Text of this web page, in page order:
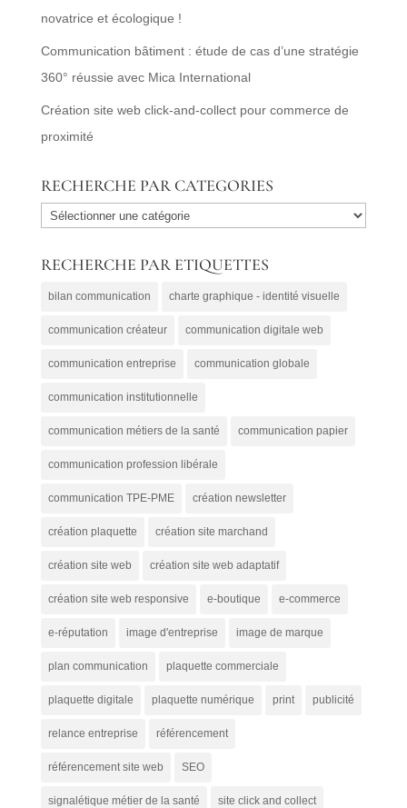
novatrice et écologique !
Communication bâtiment : étude de cas d’une stratégie
360° réussie avec Mica International
Création site web click-and-collect pour commerce de
proximité
RECHERCHE PAR CATEGORIES
RECHERCHE
CATEGORIES
RECHERCHE PAR ETIQUETTES
bilan communication charte graphique - identité visuelle
communication créateur communication digitale web
communication entreprise communication globale
communication institutionnelle
communication métiers de la santé communication papier
communication profession libérale
communication TPE-PME création newsletter
création plaquette création site marchand
création site web création site web adaptatif
création site web responsive e-boutique e-commerce
e-réputation image d'entreprise image de marque
plan communication plaquette commerciale
plaquette digitale plaquette numérique print publicité
relance entreprise référencement
référencement site web SEO
signalétique métier de la santé site click and collect